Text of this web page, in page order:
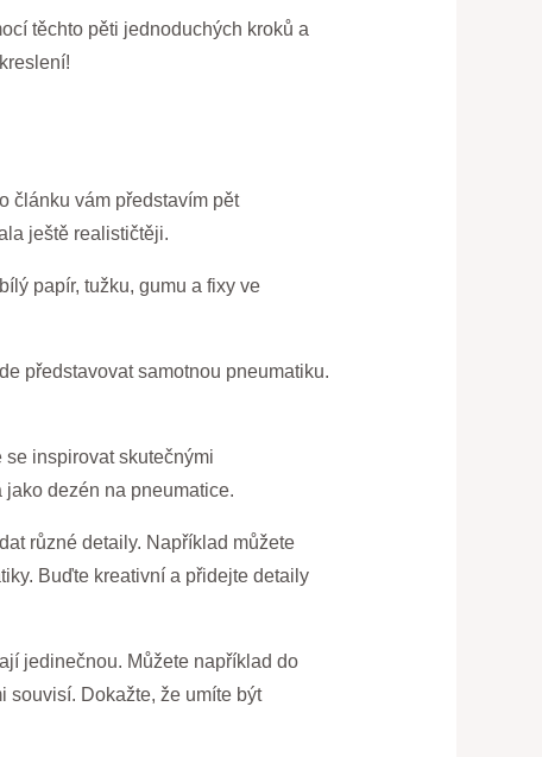
těchto pěti jednoduchých kroků a
článku vám představím pět
ještě realističtěji.
papír, tužku, gumu a fixy ve
představovat samotnou pneumatiku.
inspirovat skutečnými
dezén na pneumatice.
různé detaily. Například můžete
Buďte kreativní a přidejte detaily
jedinečnou. Můžete například do
souvisí. Dokažte, že umíte být